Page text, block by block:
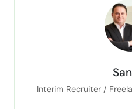
Canva
ChatGPT Claude
Workflow
Interim Recruiter /